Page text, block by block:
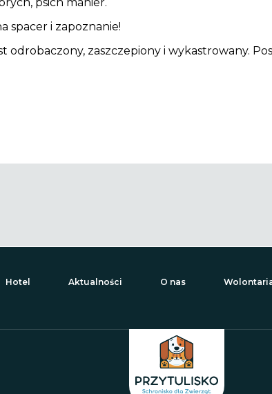
spacer i zapoznanie!
odrobaczony, zaszczepiony i wykastrowany.
Hotel Aktualności O nas